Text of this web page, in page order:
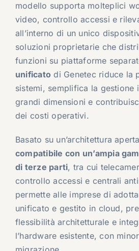
modello supporta molteplici
video, controllo accessi e
all’interno di un unico
soluzioni proprietarie che
funzioni su piattaforme
unificato di Genetec riduce la
sistemi, semplifica la gestione
grandi dimensioni e
dei costi operativi.
Basato su un’architettura
compatibile con un’ampia
di terze parti, tra cui
controllo accessi e centrali
permette alle imprese di
unificato e gestito in cloud,
flessibilità architetturale e
l’hardware esistente, con